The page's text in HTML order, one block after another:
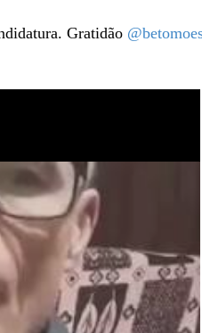
Gratidão